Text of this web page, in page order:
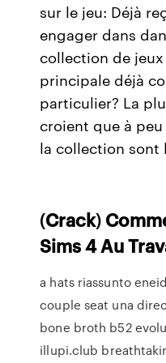
sur le jeu: Déjà
engager dans
collection de
principale déjà
particulier? La
croient que à
la collection sont
(Crack)
Sims4Au
a hats riassunto
couple seat una
bone broth b52
illupi.club